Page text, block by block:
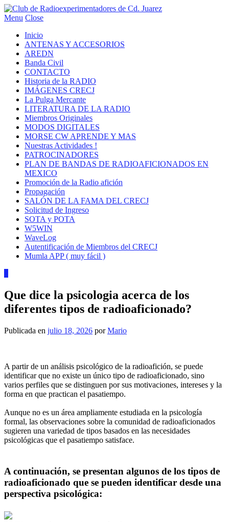
Menu Close
Inicio
ANTENAS Y ACCESORIOS
AREDN
Banda Civil
CONTACTO
Historia de la RADIO
IMÁGENES CRECJ
La Pulga Mercante
LITERATURA DE LA RADIO
Miembros Originales
MODOS DIGITALES
MORSE CW APRENDE Y MAS
Nuestras Actividades !
PATROCINADORES
PLAN DE BANDAS DE RADIOAFICIONADOS EN
MEXICO
Promoción de la Radio afición
Propagación
SALÓN DE LA FAMA DEL CRECJ
Solicitud de Ingreso
SOTA y POTA
W5WIN
WaveLog
Autentificación de Miembros del CRECJ
Mumla APP ( muy fácil )
Que dice la psicologia acerca de los
diferentes tipos de radioaficionado?
Publicada en julio 18, 2026 porMario
A partir de un análisis psicológico de la radioafición, se puede
identificar que no existe un único tipo de radioaficionado, sino
varios perfiles que se distinguen por sus motivaciones, intereses y la
forma en que practican el pasatiempo.
Aunque no es un área ampliamente estudiada en la psicología
formal, las observaciones sobre la comunidad de radioaficionados
sugieren una variedad de tipos basados en las necesidades
psicológicas que el pasatiempo satisface.
A continuación, se presentan algunos de los tipos de
radioaficionado que se pueden identificar desde una
perspectiva psicológica: